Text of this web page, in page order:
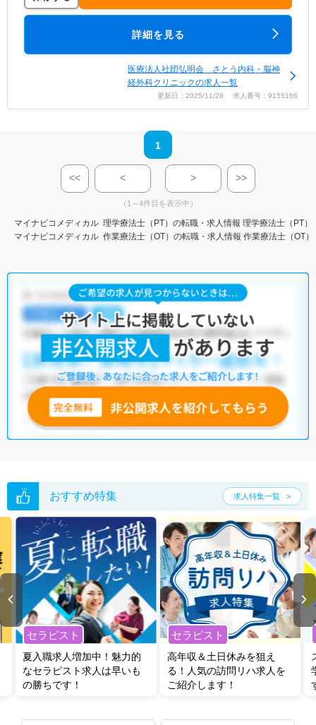
詳細を見る
医療法人社団弘明会 さとう内科・脳神
経外科クリニックの求人一覧
更新日：2025/11/28 求人番号：9155166
1
<< < > >>
（1～4件目を表示中）
マイナビコメディカル 理学療法士（PT）の転職・求人情報 理学療法士（PT）
マイナビコメディカル 作業療法士（OT）の転職・求人情報 作業療法士（OT
おすすめ特集 求人特集一覧
セラピスト
夏入職求人増加中！魅力的
なセラピスト求人は早いも
の勝ちです！
セラピスト
高年収＆土日休みを狙え
る！人気の訪問リハ求人を
ご紹介します！